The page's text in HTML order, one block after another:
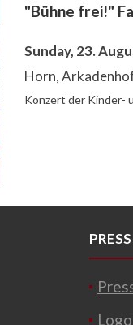
"Bühne frei!"
Sunday, 23.
Horn,
Konzert der Kinder-
PRESS